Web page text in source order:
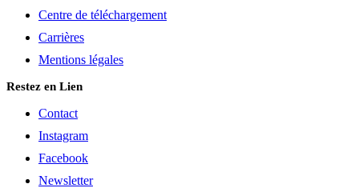
Centre de téléchargement
Carrières
Mentions légales
Restez en Lien
Contact
Instagram
Facebook
Newsletter